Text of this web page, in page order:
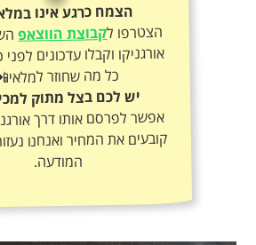
הצמח כרגע אינו
הצטרפו לקבוצת הווצאפ
כל מה שחוזר
יש לכם בצל מתוק
אפשר לפרסם אותו דרך
קובעים את המחיר ואנחנו
המודעה.